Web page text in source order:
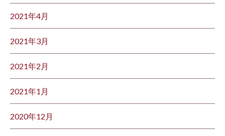
2021年4月
2021年3月
2021年2月
2021年1月
2020年12月